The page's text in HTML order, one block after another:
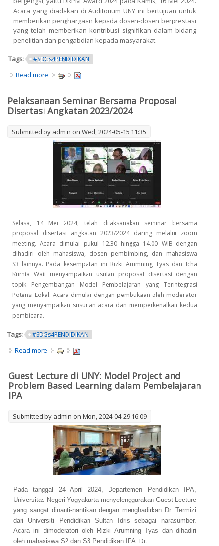
Acara yang diadakan di Auditorium UNY ini bertujuan untuk
memberikan penghargaan kepada dosen-dosen berprestasi
yang telah memberikan kontribusi signifikan dalam bidang
penelitian dan pengabdian kepada masyarakat.
Tags: #SDGs4PENDIDIKAN
Read more about Dosen Program Studi S3 Pendidikan IPA
Pelaksanaan Seminar Bersama Proposal
Disertasi Angkatan 2023/2024
Submitted by admin on Wed, 2024-05-15 11:35
Selasa, 14 Mei 2024, telah dilaksanakan seminar bersama
proposal disertasi angkatan 2023/2024 daring melalui zoom
meeting. Acara dimulai pukul 12.30 hingga 14.00 WIB dengan
dihadiri oleh mahasiswa, dosen pembimbing, dan mahasiswa
S3 lainnya. Pada kesempatan ini Rizki Arumning Tyas dan Icha
Kurnia Wati menyampaikan usulan proposal disertasi dengan
topik Pengembangan Model Pembelajaran yang Terintegrasi
Potensi Lokal. Acara dimulai dengan pembukaan oleh moderator
yang menyampaikan susunan acara dan memperkenalkan kedua
pembicara.
Tags: #SDGs4PENDIDIKAN
Read more about Pelaksanaan Seminar Bersama Proposal Disertasi
Guest Lecture di UNY: Model Project and
Problem Based Learning dalam Pembelajaran
IPA
Submitted by admin on Mon, 2024-04-29 16:09
Pada tanggal 24 April 2024, Departemen Pendidikan IPA,
Universitas Negeri Yogyakarta menyelenggarakan Guest Lecture
yang sangat dinanti-nantikan dengan menghadirkan Dr. Termizi
dari Universiti Pendidikan Sultan Idris sebagai narasumber.
Acara ini dimoderatori oleh Rizki Arumning Tyas dan dihadiri
oleh mahasiswa S2 dan S3 Pendidikan IPA. Dr.